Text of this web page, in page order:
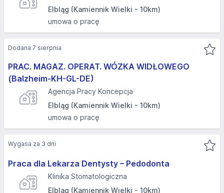
Elbląg (Kamiennik Wielki - 10km)
umowa o pracę
PRAC. MAGAZ. OPERAT. WÓZKA WIDŁOWEGO
(Balzheim-KH-GL-DE)
Agencja Pracy Koncepcja
Elbląg (Kamiennik Wielki - 10km)
umowa o pracę
Dodana 7 sierpnia
Praca dla Lekarza Dentysty – Pedodonta
Klinika Stomatologiczna
Elbląg (Kamiennik Wielki - 10km)
Wygasa za 3 dni